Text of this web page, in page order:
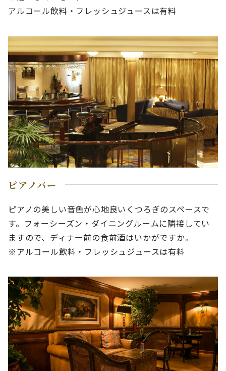
アルコール飲料・フレッシュジュースは有料
ピアノバー
ピアノの美しい音色が心地良いくつろぎのスペースで
す。フォーシーズン・ダイニングルームに隣接してい
ますので、ディナー前の食前酒はいかがですか。
※アルコール飲料・フレッシュジュースは有料